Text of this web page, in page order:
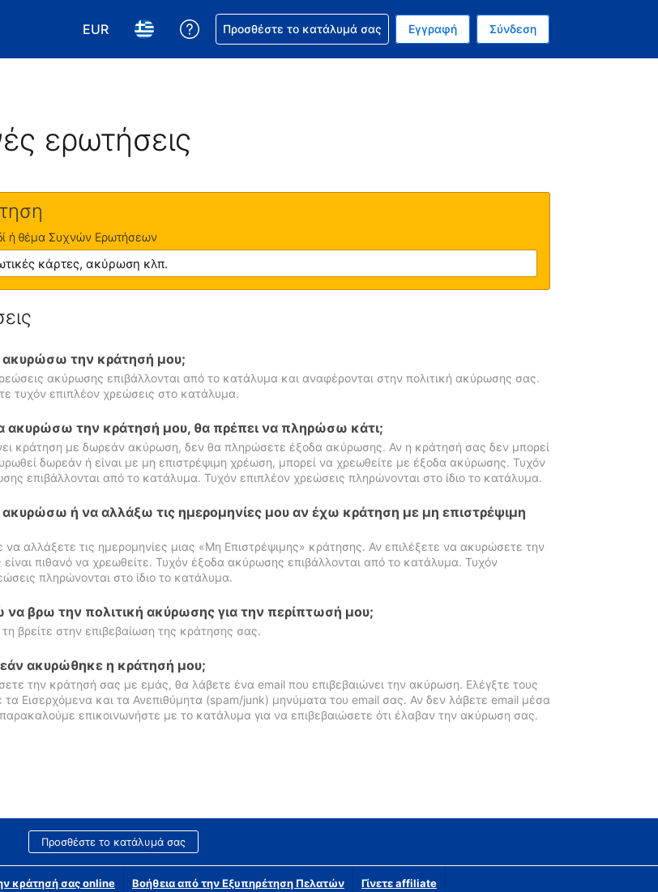
EUR
Επιλέξτε το νόμισμά σας. Το τωρινό σας νόμισμα είναι Ευρώ
Επιλέξτε τη γλώσσα σας. Η τωρινή σας γλώσσα είναι τα Ελληνικά
Βοήθεια για την κράτησή σας
Προσθέστε το κατάλυμά σας Εγγραφή Σύνδεση
ερωτήσεις
ή θέμα Συχνών Ερωτήσεων
την κράτησή μου;
ακύρωσης επιβάλλονται από το κατάλυμα και αναφέρονται στην πολιτική ακύρωσης σας.
τυχόν επιπλέον χρεώσεις στο κατάλυμα.
ακυρώσω την κράτησή μου, θα πρέπει να πληρώσω κάτι;
κράτηση με δωρεάν ακύρωση, δεν θα πληρώσετε έξοδα ακύρωσης. Αν η κράτησή σας δεν μπορεί
δωρεάν ή είναι με μη επιστρέψιμη χρέωση, μπορεί να χρεωθείτε με έξοδα ακύρωσης. Τυχόν
επιβάλλονται από το κατάλυμα. Τυχόν επιπλέον χρεώσεις πληρώνονται στο ίδιο το κατάλυμα.
ή να αλλάξω τις ημερομηνίες μου αν έχω κράτηση με μη επιστρέψιμη
να αλλάξετε τις ημερομηνίες μιας «Μη Επιστρέψιμης» κράτησης. Αν επιλέξετε να ακυρώσετε την
πιθανό να χρεωθείτε. Τυχόν έξοδα ακύρωσης επιβάλλονται από το κατάλυμα. Τυχόν
πληρώνονται στο ίδιο το κατάλυμα.
βρω την πολιτική ακύρωσης για την περίπτωσή μου;
βρείτε στην επιβεβαίωση της κράτησης σας.
ακυρώθηκε η κράτησή μου;
την κράτησή σας με εμάς, θα λάβετε ένα email που επιβεβαιώνει την ακύρωση. Ελέγξτε τους
Εισερχόμενα και τα Ανεπιθύμητα (spam/junk) μηνύματα του email σας. Αν δεν λάβετε email μέσα
επικοινωνήστε με το κατάλυμα για να επιβεβαιώσετε ότι έλαβαν την ακύρωση σας.
Προσθέστε το κατάλυμά σας
κράτησή σας online Βοήθεια από την Εξυπηρέτηση Πελατών Γίνετε affiliate